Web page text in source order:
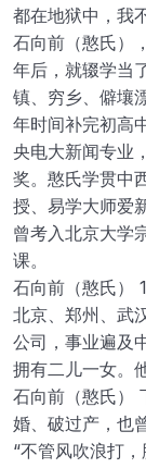
都在地狱中，我
石向前（憨氏）
年后，就辍学当
镇、穷乡、僻壤
年时间补完初高
央电大新闻专业
奖。憨氏学贯中
授、易学大师爱
曾考入北京大学
课。
石向前（憨氏）
北京、郑州、武
公司，事业遍及
拥有二儿一女。
石向前（憨氏）
婚、破过产，也
“不管风吹浪打